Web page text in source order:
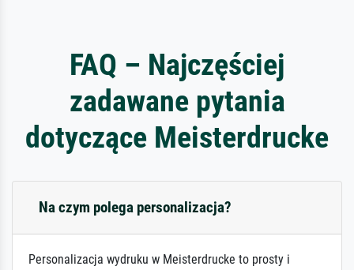
FAQ – Najczęściej
zadawane pytania
dotyczące Meisterdrucke
Na czym polega personalizacja?
Personalizacja wydruku w Meisterdrucke to prosty i